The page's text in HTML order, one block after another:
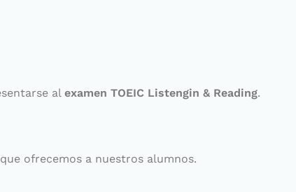
al examen TOEIC Listengin & Reading.
ofrecemos a nuestros alumnos.